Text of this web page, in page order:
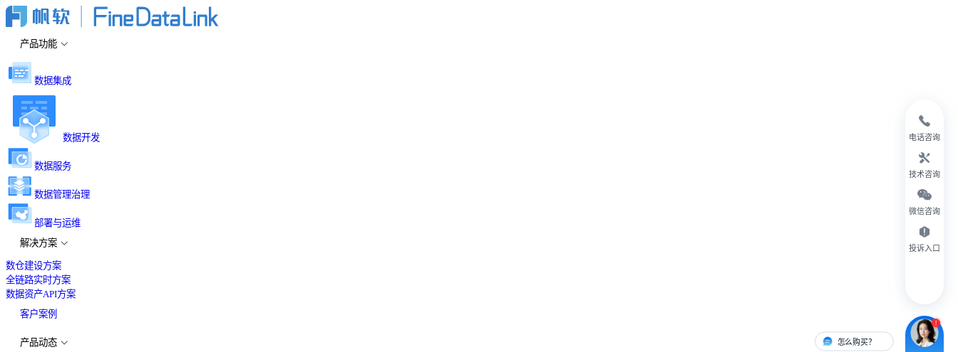
产品功能
数据集成
数据开发
数据服务
数据管理治理
部署与运维
解决方案
数仓建设方案
全链路实时方案
数据资产API方案
客户案例
产品动态
电话咨询
技术咨询
微信咨询
投诉入口
怎么购买？ 有人对接